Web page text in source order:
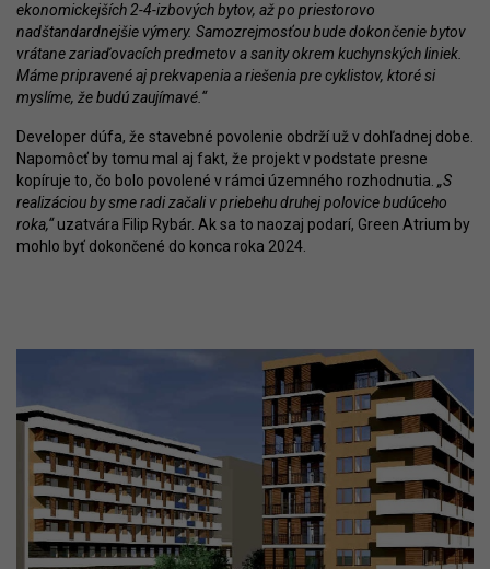
ekonomickejších 2-4-izbových bytov, až po priestorovo
nadštandardnejšie výmery. Samozrejmosťou bude dokončenie bytov
vrátane zariaďovacích predmetov a sanity okrem kuchynských liniek.
Máme pripravené aj prekvapenia a riešenia pre cyklistov, ktoré si
myslíme, že budú zaujímavé.“
Developer dúfa, že stavebné povolenie obdrží už v dohľadnej dobe.
Napomôcť by tomu mal aj fakt, že projekt v podstate presne
kopíruje to, čo bolo povolené v rámci územného rozhodnutia. „S
realizáciou by sme radi začali v priebehu druhej polovice budúceho
roka,“uzatvára Filip Rybár. Ak sa to naozaj podarí, Green Atrium by
mohlo byť dokončené do konca roka 2024.